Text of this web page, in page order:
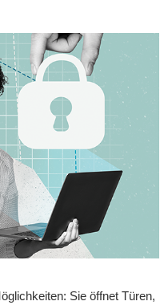
Sie öffnet Türen,